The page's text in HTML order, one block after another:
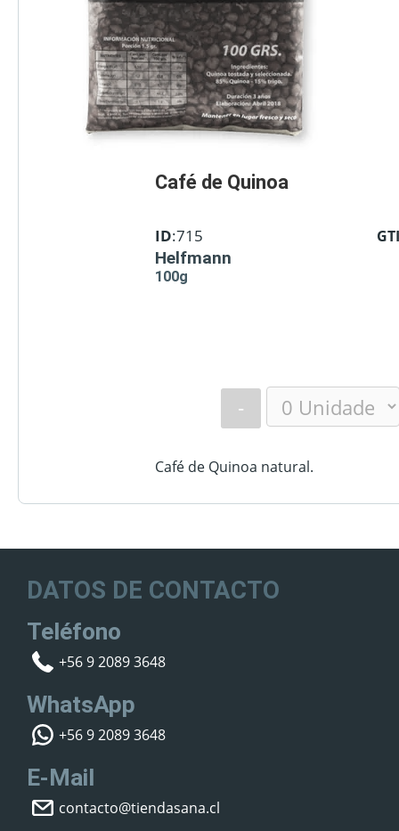
Café de Quinoa
ID:715
Helfmann
100g
-
Café de Quinoa natural.
DATOS DE CONTACTO
Teléfono
+56 9 2089 3648
WhatsApp
+56 9 2089 3648
E-Mail
contacto@tiendasana.cl